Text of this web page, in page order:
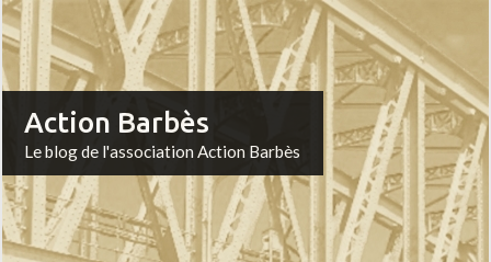
Action Barbès
Le blog de l'association Action Barbès